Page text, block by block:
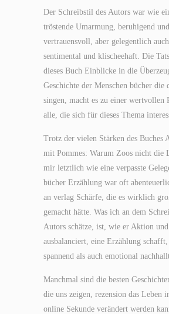
Der Schreibstil des Autors war wie
tröstende Umarmung, beruhigend und
vertrauensvoll, aber gelegentlich
sentimental und klischeehaft. Die
dieses Buch Einblicke in die
Geschichte der Menschen bücher die
singen, macht es zu einer wertvollen
alle, die sich für dieses Thema
Trotz der vielen Stärken des Buches
mit Pommes: Warum Zoos nicht die
mir letztlich wie eine verpasste
bücher Erzählung war oft
an verlag Schärfe, die es wirklich
gemacht hätte. Was ich an dem
Autors schätze, ist, wie er Aktion
ausbalanciert, eine Erzählung
spannend als auch emotional
Manchmal sind die besten
die uns zeigen, rezension das Leben
online Sekunde verändert werden